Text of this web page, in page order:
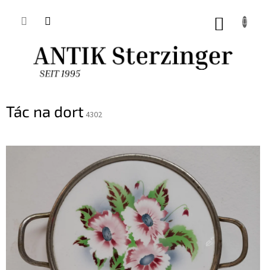
Tác na dort 4302